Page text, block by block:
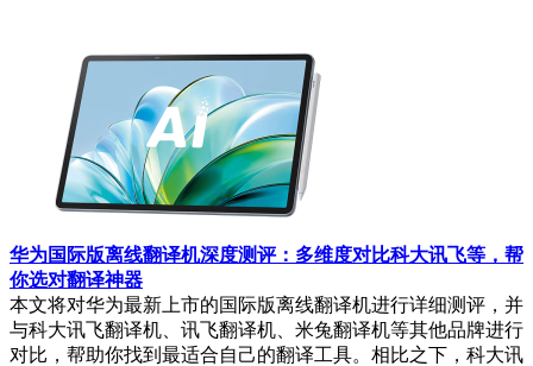
华为国际版离线翻译机深度测评：多维度对比科大讯飞等，帮
你选对翻译神器
本文将对华为最新上市的国际版离线翻译机进行详细测评，并
与科大讯飞翻译机、讯飞翻译机、米兔翻译机等其他品牌进行
对比，帮助你找到最适合自己的翻译工具。相比之下，科大讯